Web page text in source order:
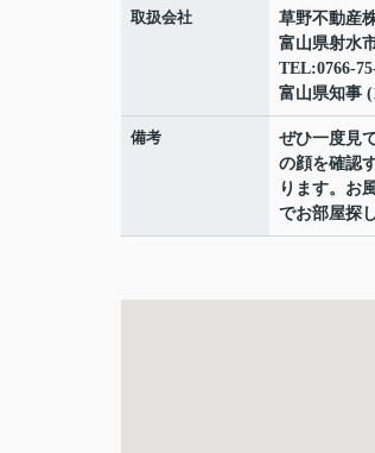
取扱会社
草野不動産
富山県射水
TEL:0766-
富山県知事
備考
ぜひ一度見
の顔を確認
ります。お
でお部屋探